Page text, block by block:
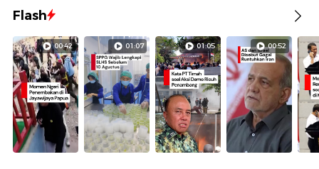
Flash
00:42 01:07 01:05 00:52